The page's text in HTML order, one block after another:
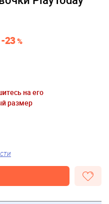
-23%
на его
размер